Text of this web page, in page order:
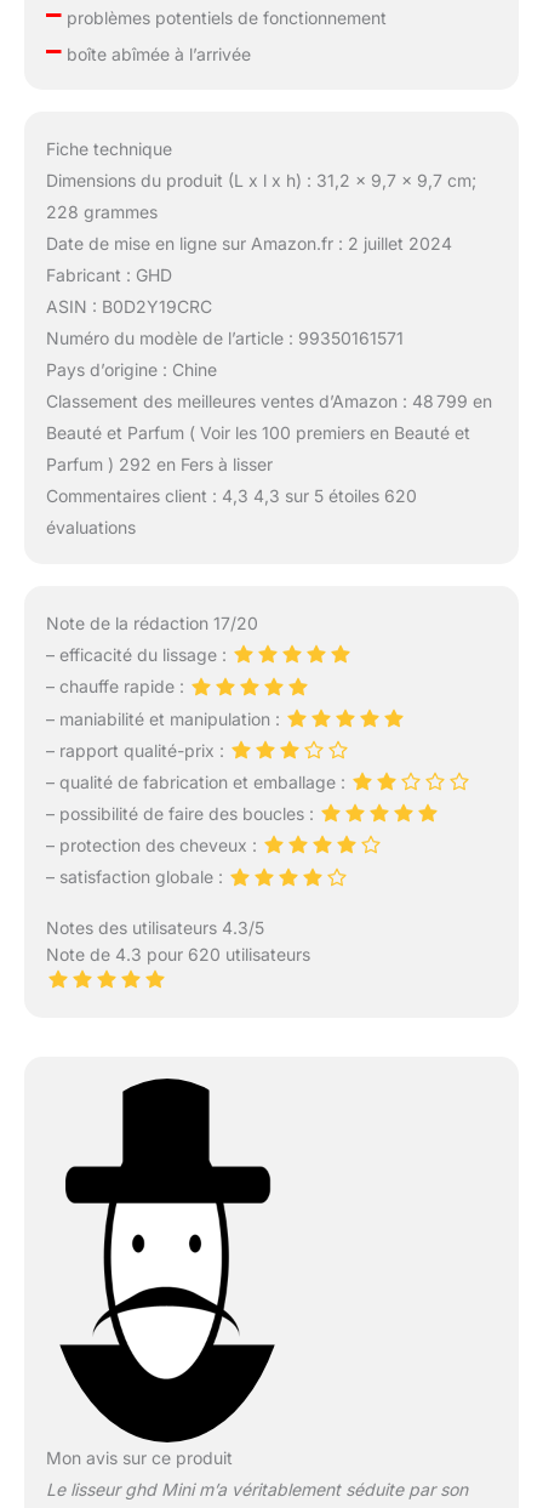
–problèmes potentiels de fonctionnement
–boîte abîmée à l’arrivée
Fiche technique
Dimensions du produit (L x l x h) : 31,2 x 9,7 x 9,7 cm;
228 grammes
Date de mise en ligne sur Amazon.fr : 2 juillet 2024
Fabricant : GHD
ASIN : B0D2Y19CRC
Numéro du modèle de l’article : 99350161571
Pays d’origine : Chine
Classement des meilleures ventes d’Amazon : 48 799 en
Beauté et Parfum ( Voir les 100 premiers en Beauté et
Parfum ) 292 en Fers à lisser
Commentaires client : 4,3 4,3 sur 5 étoiles 620
évaluations
Note de la rédaction 17/20
– efficacité du lissage :
– chauffe rapide :
– maniabilité et manipulation :
– rapport qualité-prix :
– qualité de fabrication et emballage :
– possibilité de faire des boucles :
– protection des cheveux :
– satisfaction globale :
Notes des utilisateurs 4.3/5
Note de 4.3 pour 620 utilisateurs
Mon avis sur ce produit
Le lisseur ghd Mini m’a véritablement séduite par son